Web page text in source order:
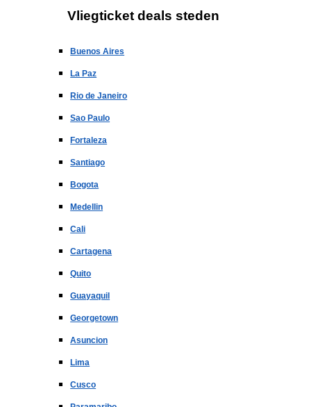
Vliegticket deals steden
Buenos Aires
La Paz
Rio de Janeiro
Sao Paulo
Fortaleza
Santiago
Bogota
Medellin
Cali
Cartagena
Quito
Guayaquil
Georgetown
Asuncion
Lima
Cusco